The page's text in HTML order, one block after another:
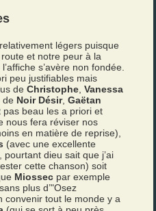
légers puisque
et notre peur à la
s’avère non fondée.
peu justifiables mais
deChristophe ,Vanessa
de Noir Désir,Gaëtan
pas beau les a priori et
nous fera réviser nos
en matière de reprise),
(avec une excellente
dieu sait que j’ai
cette chanson) soit
Miossec par exemple
plus d’"Osez
convenir tout le monde y a